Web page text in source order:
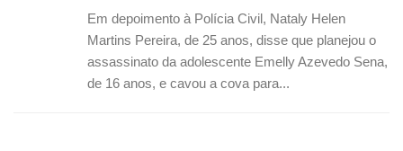
Em depoimento à Polícia Civil, Nataly Helen
Martins Pereira, de 25 anos, disse que planejou o
assassinato da adolescente Emelly Azevedo Sena,
de 16 anos, e cavou a cova para...